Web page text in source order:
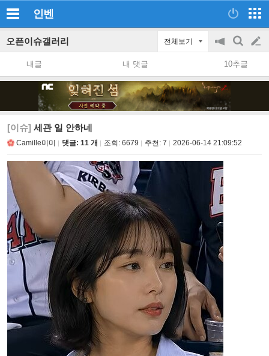
인벤
오픈이슈갤러리 전체보기
공
지
on/off
검
색
글
쓰
내글 내 댓글 10추글
[이슈] 세관 일 안하네
Camille미미 댓글: 11 개 조회: 6679 추천: 7 2026-06-14 21:09:52